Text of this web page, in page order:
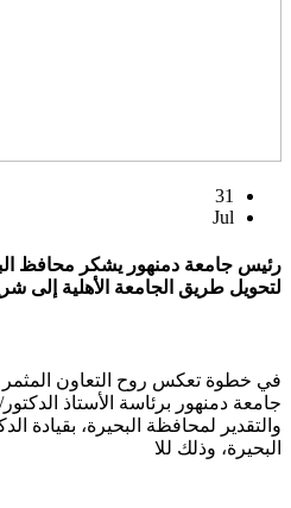
31
Jul
رئيس جامعة دمنهور يشكر محافظ
لتحويل طريق الجامعة الأهلية إلى
في خطوة تعكس روح التعاون
جامعة دمنهور برئاسة الأستاذ
والتقدير لمحافظة البحيرة، بقيادة
البحيرة، وذلك للا